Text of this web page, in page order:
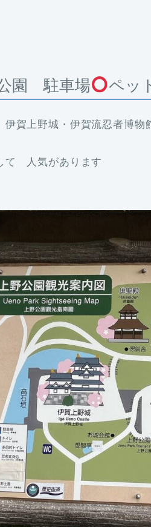
園 駐車場 ペッ
賀上野城・伊賀流忍者博物
て 人気があります